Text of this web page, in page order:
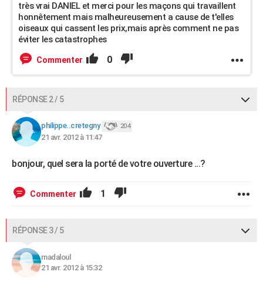
très vrai DANIEL et merci pour les maçons qui travaillent
honnêtement mais malheureusement a cause de t'elles
oiseaux qui cassent les prix,mais après comment ne pas
éviter les catastrophes
Commenter 0
RÉPONSE 2 / 5
philippe..cretegny 204
21 avr. 2012 à 11:47
bonjour, quel sera la porté de votre ouverture ...?
Commenter 1
RÉPONSE 3 / 5
madaloul
21 avr. 2012 à 15:32